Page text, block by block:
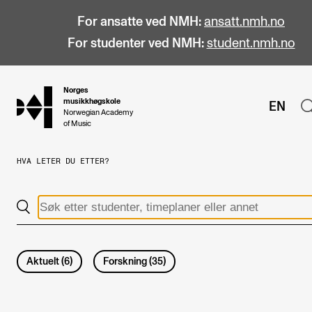
For ansatte ved NMH: ansatt.nmh.no
For studenter ved NMH: student.nmh.no
hjem
Norges
musikkhøgskole
Norwegian Academy
of Music
EN
Alle studier
Master
HVA LETER DU ETTER?
Aktuelt (6) Forskning (35)